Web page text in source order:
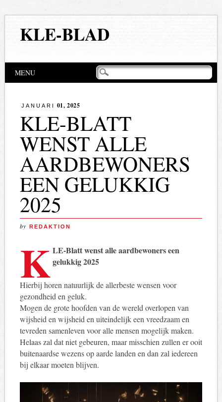
KLE-BLAD
Hoofdmenu
MENU
JANUARI 01, 2025
KLE-BLATT
WENST ALLE
AARDBEWONERS
EEN GELUKKIG
2025
by REDAKTION
KLE-Blatt wenst alle aardbewoners een
gelukkig 2025
Hierbij horen natuurlijk de allerbeste wensen voor
gezondheid en geluk.
Mogen de grote hoofden van de wereld overlopen van
wijsheid en wijsheid en uiteindelijk een vreedzaam en
tevreden samenleven voor alle mensen mogelijk maken.
Helaas zal dat niet gebeuren, maar misschien zullen er ooit
buitenaardse wezens op aarde landen en dan zal iedereen
bij elkaar moeten blijven.